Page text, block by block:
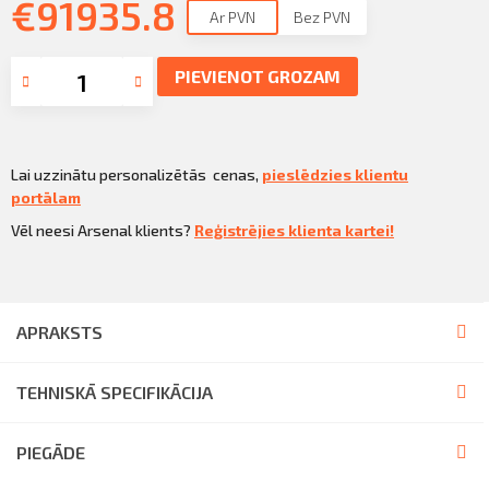
KLIENTU PORTĀLS
KĻŪT PAR KLIENTU
€91935.8 Ar PVN Bez PVN
PIEVIENOT GROZAM
Lai uzzinātu personalizētās cenas, pieslēdzies klientu
portālam
Vēl neesi Arsenal klients? Reģistrējies klienta kartei!
APRAKSTS
TEHNISKĀ SPECIFIKĀCIJA
PIEGĀDE